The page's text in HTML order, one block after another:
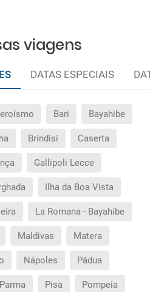
viagens
DATAS ESPECIAIS
Bari Bayahibe
Brindisi Caserta
Gallipoli Lecce
Ilha da Boa Vista
La Romana - Bayahibe
Maldivas Matera
Nápoles Pádua
Parma Pisa Pompeia